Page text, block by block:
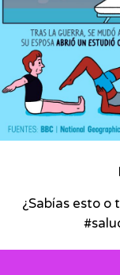
¿Sabías esto o